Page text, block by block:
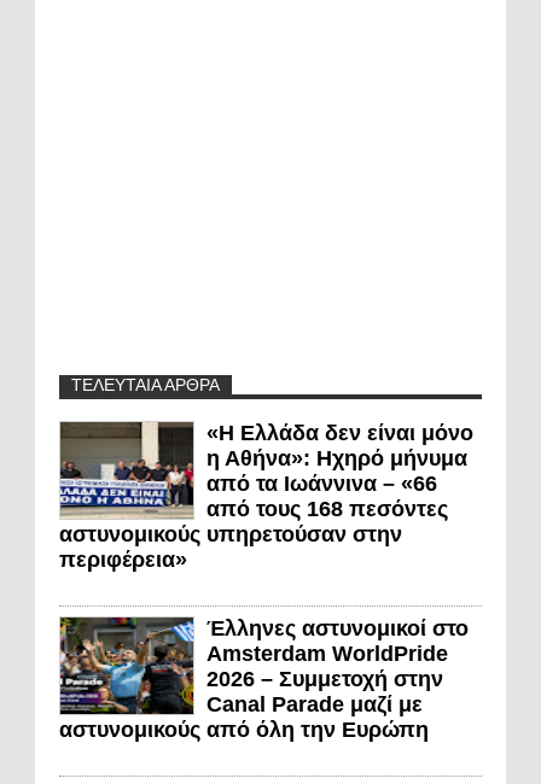
ΤΕΛΕΥΤΑΙΑ ΑΡΘΡΑ
«Η Ελλάδα δεν είναι μόνο
η Αθήνα»: Ηχηρό μήνυμα
από τα Ιωάννινα – «66
από τους 168 πεσόντες
αστυνομικούς υπηρετούσαν στην
περιφέρεια»
Έλληνες αστυνομικοί στο
Amsterdam WorldPride
2026 – Συμμετοχή στην
Canal Parade μαζί με
αστυνομικούς από όλη την Ευρώπη